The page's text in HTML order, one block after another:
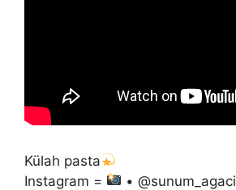
Külah pasta
Instagram =
• @sunum_agaci